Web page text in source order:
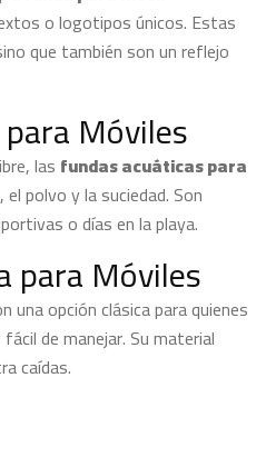
o logotipos únicos. Estas
que también son un reflejo
Móviles
las fundas acuáticas para
polvo y la suciedad. Son
o días en la playa.
para Móviles
una opción clásica para quienes
de manejar. Su material
caídas.